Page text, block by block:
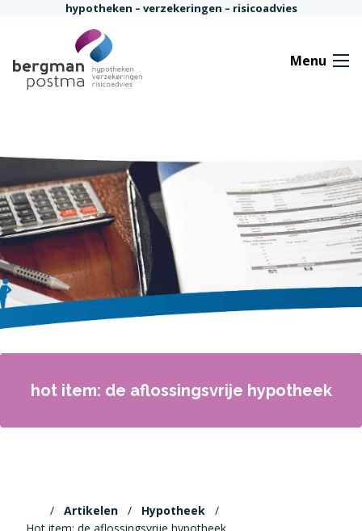
Ga naar de inhoudhypotheken – verzekeringen – risicoadvies
Menu
hot item: de aflossingsvrije hypotheek
Artikelen
Hypotheek